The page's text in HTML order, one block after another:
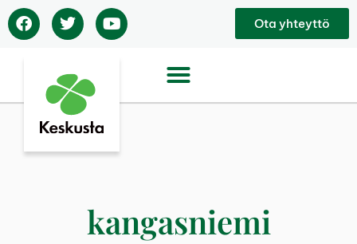
Ota yhteyttö
kangasniemi